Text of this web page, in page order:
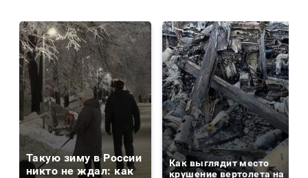
Такую зиму в России
никто не ждал: как
Как выглядит место
крушение вертолета на